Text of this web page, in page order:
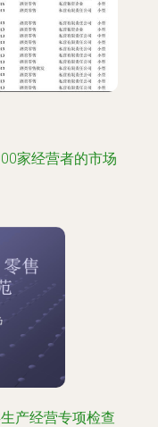
家经营者的市场
产经营专项检查